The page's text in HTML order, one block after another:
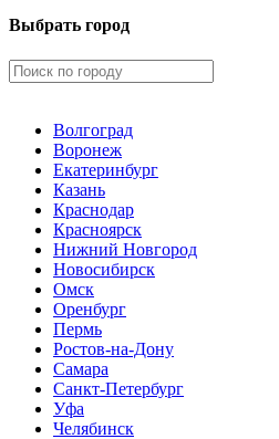
Выбрать город
Волгоград
Воронеж
Екатеринбург
Казань
Краснодар
Красноярск
Нижний Новгород
Новосибирск
Омск
Оренбург
Пермь
Ростов-на-Дону
Самара
Санкт-Петербург
Уфа
Челябинск